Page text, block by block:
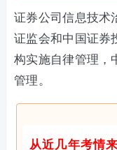
证券公司信息技术
证监会和中国证券
构实施自律管理，
管理。
从近几年考情